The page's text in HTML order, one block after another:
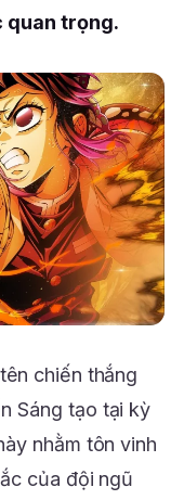
quan trọng.
chiến thắng
Sáng tạo tại kỳ
nhằm tôn vinh
của đội ngũ